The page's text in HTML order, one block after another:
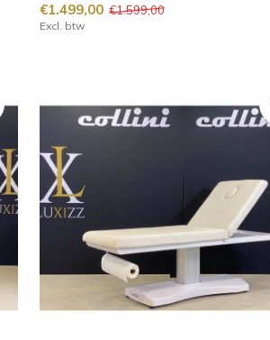
€1.499,00 €1.599,00
Excl. btw